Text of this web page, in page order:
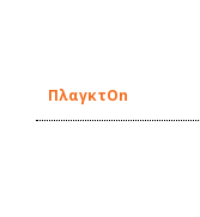
ΠλαγκτOn